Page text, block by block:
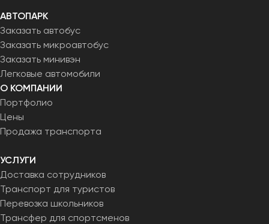
АВТОПАРК
Заказать автобус
Заказать микроавтобус
Заказать минивэн
Легковые автомобили
О КОМПАНИИ
Портфолио
Цены
Продажа транспорта
УСЛУГИ
Доставка сотрудников
Транспорт для туристов
Перевозка школьников
Трансфер для спортсменов